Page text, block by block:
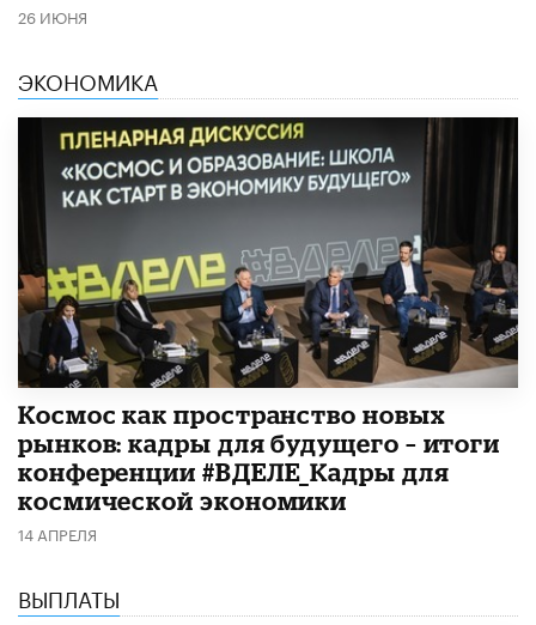
26 ИЮНЯ
ЭКОНОМИКА
Космос как пространство новых
рынков: кадры для будущего – итоги
конференции #ВДЕЛЕ_Кадры для
космической экономики
14 АПРЕЛЯ
ВЫПЛАТЫ